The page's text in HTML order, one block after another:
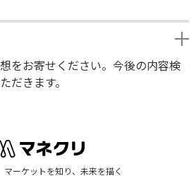
をお寄せください。今後の内容検
だきます。
マーケットを知り、未来を描く